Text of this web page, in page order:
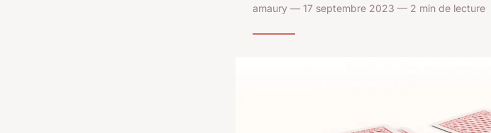
amaury — 17 septembre 2023 — 2 min de lecture